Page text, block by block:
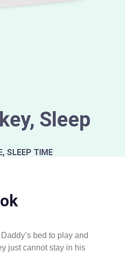
Sleep
SLEEP TIME
bed to play and
just cannot stay in his